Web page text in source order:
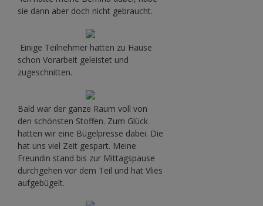
sie dann aber doch nicht gebraucht.
Einige Teilnehmer hatten zu Hause
schon Vorarbeit geleistet und
zugeschnitten.
Bald war der ganze Raum voll von
den schönsten Stoffen. Zum Glück
hatten wir eine Bügelpresse dabei. Die
hat uns viel Zeit gespart. Meine
Freundin stand bis zur Mittagspause
durchgehen vor dem Teil und hat Vlies
aufgebügelt.